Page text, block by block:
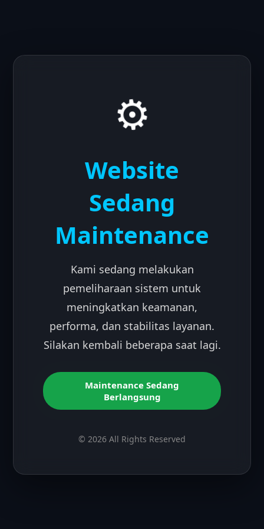
⚙️
Website
Sedang
Maintenance
Kami sedang melakukan
pemeliharaan sistem untuk
meningkatkan keamanan,
performa, dan stabilitas layanan.
Silakan kembali beberapa saat lagi.
Maintenance Sedang
Berlangsung
© 2026 All Rights Reserved